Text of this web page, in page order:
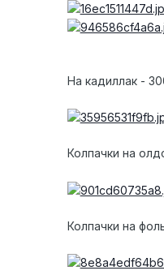
На кадиллак -
Колпачки на
Колпачки на